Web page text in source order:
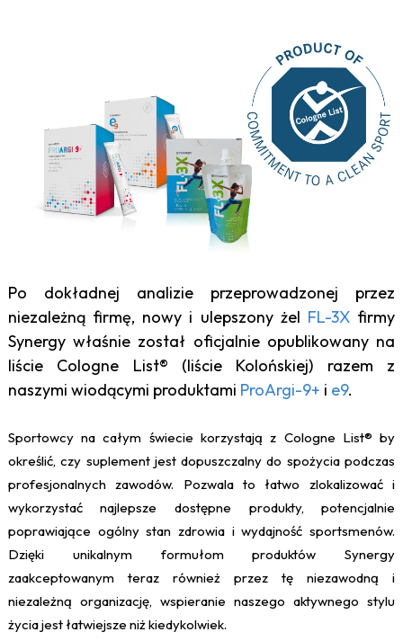
Po dokładnej analizie przeprowadzonej przez
niezależną firmę, nowy i ulepszony żel FL-3Xfirmy
Synergy właśnie został oficjalnie opublikowany na
liście Cologne List® (liście Kolońskiej) razem z
naszymi wiodącymi produktami ProArgi-9+ i e9.
Sportowcy na całym świecie korzystają z Cologne List® by
określić, czy suplement jest dopuszczalny do spożycia podczas
profesjonalnych zawodów. Pozwala to łatwo zlokalizować i
wykorzystać najlepsze dostępne produkty, potencjalnie
poprawiające ogólny stan zdrowia i wydajność sportsmenów.
Dzięki unikalnym formułom produktów Synergy
zaakceptowanym teraz również przez tę niezawodną i
niezależną organizację, wspieranie naszego aktywnego stylu
życia jest łatwiejsze niż kiedykolwiek.